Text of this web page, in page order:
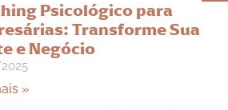
Psicológico para
Transforme Sua
e Negócio
»